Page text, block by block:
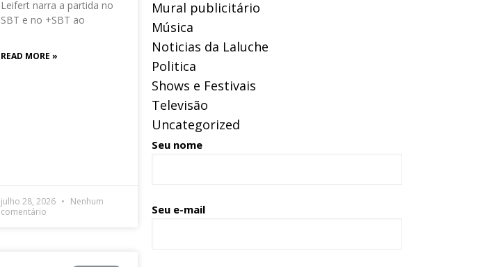
Leifert narra a partida no
SBT e no +SBT ao
READ MORE »
julho 28, 2026
Nenhum
comentário
Mural publicitário
Música
Noticias da Laluche
Politica
Shows e Festivais
Televisão
Uncategorized
Seu nome
Seu e-mail